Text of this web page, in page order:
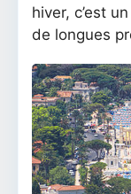
hiver, c’est
de longues